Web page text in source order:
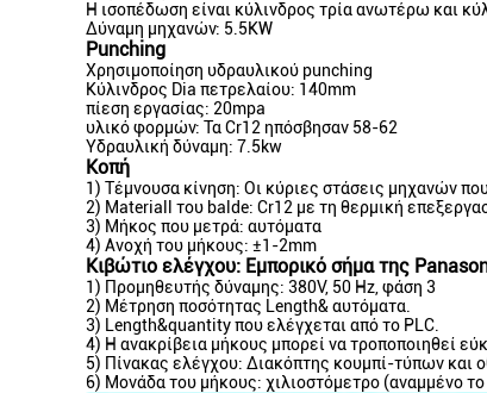
Η ισοπέδωση είναι κύλινδρος τρία ανωτέρω και
Δύναμη μηχανών: 5.5KW
Punching
Χρησιμοποίηση υδραυλικού punching
Κύλινδρος Dia πετρελαίου: 140mm
πίεση εργασίας: 20mpa
υλικό φορμών: Τα Cr12 ηπόσβησαν 58-62
Υδραυλική δύναμη: 7.5kw
Κοπή
1) Τέμνουσα κίνηση: Οι κύριες στάσεις μηχανών
2) Materiall του balde: Cr12 με τη θερμική
3) Μήκος που μετρά: αυτόματα
4) Ανοχή του μήκους: ±1-2mm
Κιβώτιο ελέγχου: Εμπορικό σήμα της
1) Προμηθευτής δύναμης: 380V, 50 Hz, φάση 3
2) Μέτρηση ποσότητας Length& αυτόματα.
3) Length&quantity που ελέγχεται από το PLC.
4) Η ανακρίβεια μήκους μπορεί να τροποποιηθεί
5) Πίνακας ελέγχου: Διακόπτης κουμπί-τύπων και
6) Μονάδα του μήκους: χιλιοστόμετρο (αναμμένο